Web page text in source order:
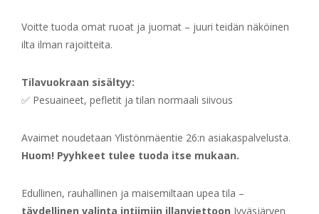
Voitte tuoda omat ruoat ja juomat – juuri teidän näköinen
ilta ilman rajoitteita.
Tilavuokraan sisältyy:
✅ Pesuaineet, pefletit ja tilan normaali siivous
Avaimet noudetaan Ylistönmäentie 26:n asiakaspalvelusta.
Huom! Pyyhkeet tulee tuoda itse mukaan.
Edullinen, rauhallinen ja maisemiltaan upea tila –
täydellinen valinta intiimiin illanviettoon Jyväsjärven